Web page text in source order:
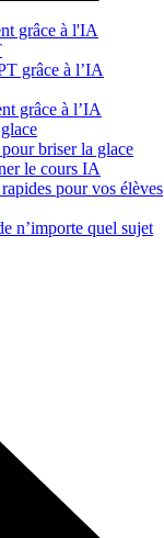
grâce à l'IA
grâce à l’IA
grâce à l’IA
briser la glace
le cours IA
pour vos élèves
n’importe quel sujet